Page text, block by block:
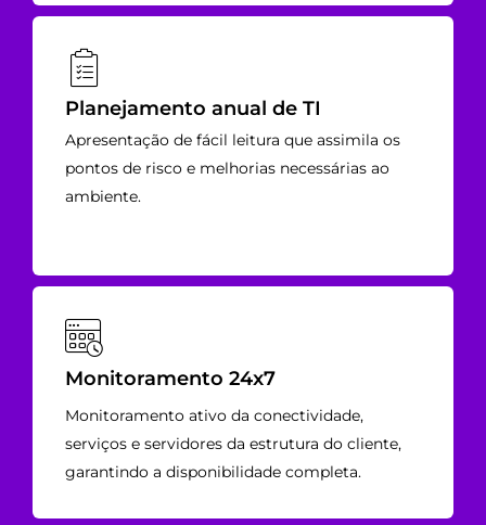
Planejamento anual de TI
Apresentação de fácil leitura que assimila os
pontos de risco e melhorias necessárias ao
ambiente.
Monitoramento 24x7
Monitoramento ativo da conectividade,
serviços e servidores da estrutura do cliente,
garantindo a disponibilidade completa.